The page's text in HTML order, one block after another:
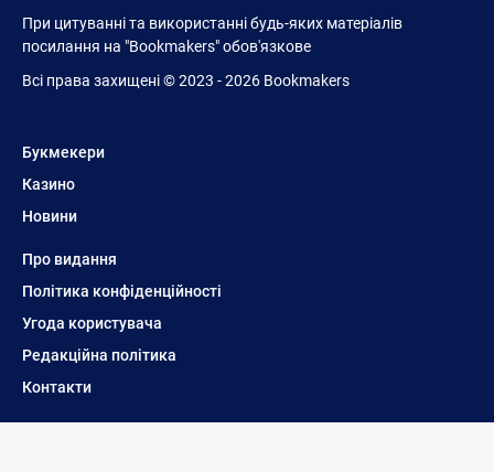
При цитуванні та використанні будь-яких матеріалів
посилання на "Bookmakers" обов'язкове
Всі права захищені © 2023 - 2026 Bookmakers
Букмекери
Казино
Новини
Про видання
Політика конфіденційності
Угода користувача
Редакційна політика
Контакти